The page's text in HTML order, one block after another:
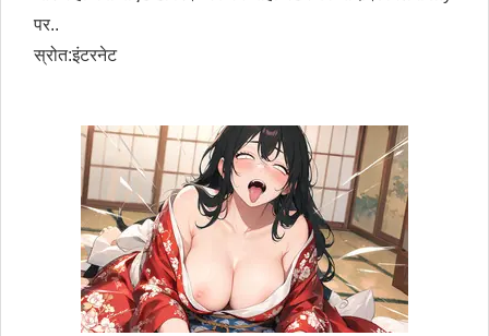
पर..
स्रोत:इंटरनेट